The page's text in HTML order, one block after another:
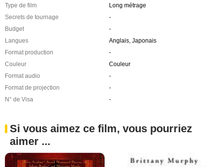
Type de film
Long métrage
Secrets de tournage
-
Budget
-
Langues
Anglais, Japonais
Format production
-
Couleur
Couleur
Format audio
-
Format de projection
-
N° de Visa
-
Si vous aimez ce film, vous pourriez
aimer ...